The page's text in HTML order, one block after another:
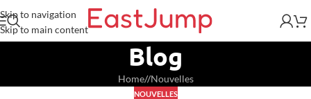
Skip to navigation
Skip to main content
Blog
Home/ Nouvelles
NOUVELLES